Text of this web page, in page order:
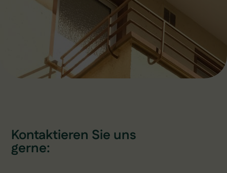
Kontaktieren Sie uns
gerne: